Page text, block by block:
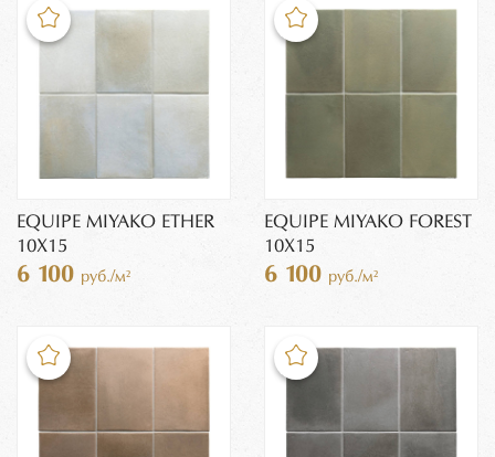
EQUIPE MIYAKO ETHER
10X15
6 100 руб./м²
EQUIPE MIYAKO FOREST
10X15
6 100 руб./м²